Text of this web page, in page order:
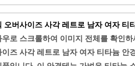
함을 제공하며, 코받침이 부드럽게 설
굴형에 잘 어울리며, 심플하면서도 세
차단 렌즈와 함께 사용하면 운전 시에
품은 다양한 색상으로 제공되어 개인
, 안경테의 얇은 디자인은 얼굴을 더욱
오버사이즈 사각 레트로 남자 여자 티
우로 스크롤하여 이미지 전체를 확인
이즈 사각 레트로 남자 여자 티타늄 안